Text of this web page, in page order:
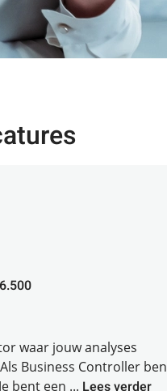
6.500
waar jouw analyses
Business Controller ben
bent een ...